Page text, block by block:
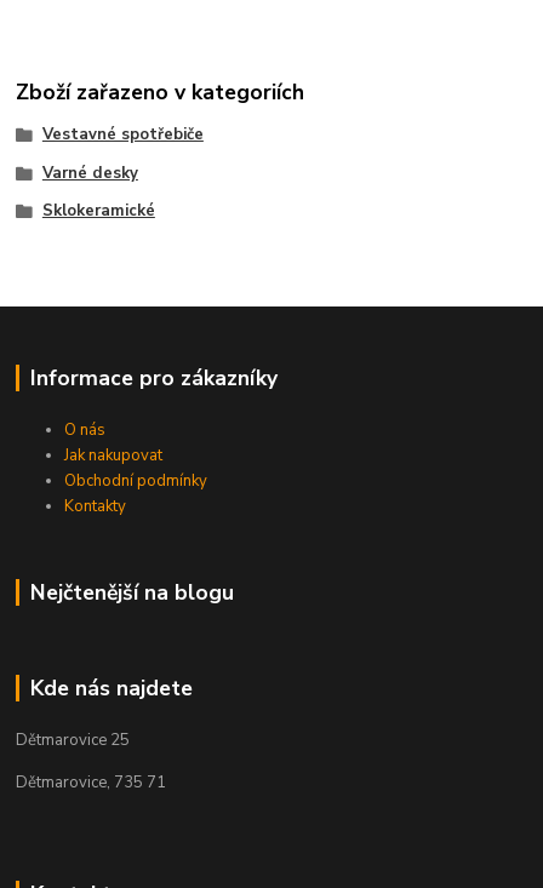
Zboží zařazeno v kategoriích
Vestavné spotřebiče
Varné desky
Sklokeramické
Informace pro zákazníky
O nás
Jak nakupovat
Obchodní podmínky
Kontakty
Nejčtenější na blogu
Kde nás najdete
Dětmarovice 25
Dětmarovice, 735 71